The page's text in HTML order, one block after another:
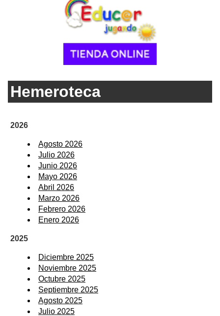
Hemeroteca
2026
Agosto 2026
Julio 2026
Junio 2026
Mayo 2026
Abril 2026
Marzo 2026
Febrero 2026
Enero 2026
2025
Diciembre 2025
Noviembre 2025
Octubre 2025
Septiembre 2025
Agosto 2025
Julio 2025